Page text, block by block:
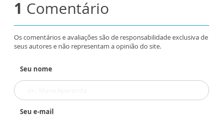
1 Comentário
Os comentários e avaliações são de responsabilidade exclusiva de
seus autores e não representam a opinião do site.
Seu nome
Seu e-mail